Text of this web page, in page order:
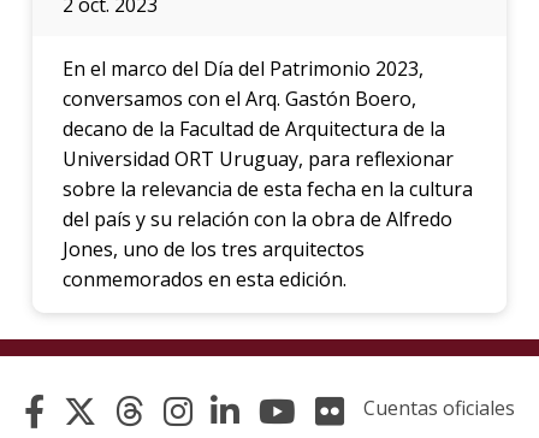
En el marco del Día del Patrimonio 2023,
conversamos con el Arq. Gastón Boero,
decano de la Facultad de Arquitectura de la
Universidad ORT Uruguay, para reflexionar
sobre la relevancia de esta fecha en la cultura
del país y su relación con la obra de Alfredo
Jones, uno de los tres arquitectos
conmemorados en esta edición.
Cuentas oficiales